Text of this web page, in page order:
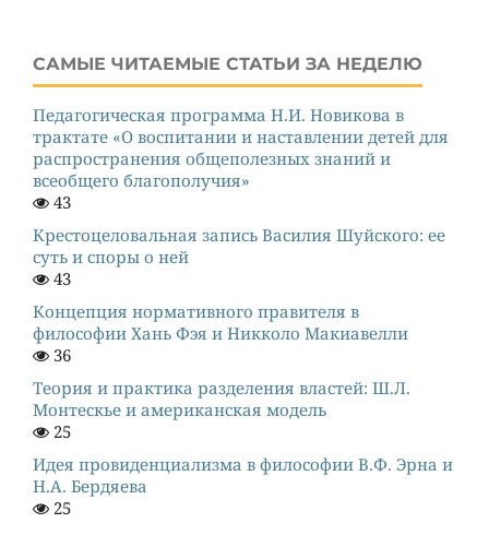
САМЫЕ ЧИТАЕМЫЕ СТАТЬИ ЗА НЕДЕЛЮ
Педагогическая программа Н.И. Новикова в
трактате «О воспитании и наставлении детей для
распространения общеполезных знаний и
всеобщего благополучия»
43
Крестоцеловальная запись Василия Шуйского: ее
суть и споры о ней
43
Концепция нормативного правителя в
философии Хань Фэя и Никколо Макиавелли
36
Теория и практика разделения властей: Ш.Л.
Монтескье и американская модель
25
Идея провиденциализма в философии В.Ф. Эрна и
Н.А. Бердяева
25